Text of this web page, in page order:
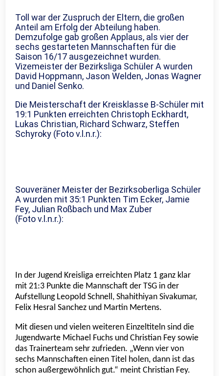
Toll war der Zuspruch der Eltern, die großen
Anteil am Erfolg der Abteilung haben.
Demzufolge gab großen Applaus, als vier der
sechs gestarteten Mannschaften für die
Saison 16/17 ausgezeichnet wurden.
Vizemeister der Bezirksliga Schüler A wurden
David Hoppmann, Jason Welden, Jonas Wagner
und Daniel Senko.
Die Meisterschaft der Kreisklasse B-Schüler mit
19:1 Punkten erreichten Christoph Eckhardt,
Lukas Christian, Richard Schwarz, Steffen
Schyroky (Foto v.l.n.r.):
Souveräner Meister der Bezirksoberliga Schüler
A wurden mit 35:1 Punkten Tim Ecker, Jamie
Fey, Julian Roßbach und Max Zuber
(Foto v.l.n.r.):
In der Jugend Kreisliga erreichten Platz 1 ganz klar
mit 21:3 Punkte die Mannschaft der TSG in der
Aufstellung Leopold Schnell, Shahithiyan Sivakumar,
Felix Hesral Sanchez und Martin Mertens.
Mit diesen und vielen weiteren Einzeltiteln sind die
Jugendwarte Michael Fuchs und Christian Fey sowie
das Trainerteam sehr zufrieden. „Wenn vier von
sechs Mannschaften einen Titel holen, dann ist das
schon außergewöhnlich gut.“ meint Christian Fey.